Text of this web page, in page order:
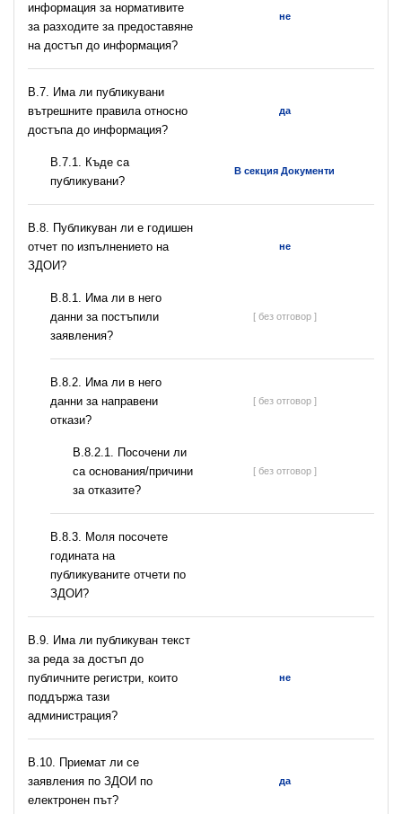
информация за нормативите
за разходите за предоставяне
на достъп до информация?
не
В.7. Има ли публикувани
вътрешните правила относно
достъпа до информация?
да
В.7.1. Къде са
публикувани?
В секция Документи
В.8. Публикуван ли е годишен
отчет по изпълнението на
ЗДОИ?
не
В.8.1. Има ли в него
данни за постъпили
заявления?
[ без отговор ]
В.8.2. Има ли в него
данни за направени
откази?
[ без отговор ]
В.8.2.1. Посочени ли
са основания/причини
за отказите?
[ без отговор ]
В.8.3. Моля посочете
годината на
публикуваните отчети по
ЗДОИ?
В.9. Има ли публикуван текст
за реда за достъп до
публичните регистри, които
поддържа тази
администрация?
не
В.10. Приемат ли се
заявления по ЗДОИ по
електронен път?
да